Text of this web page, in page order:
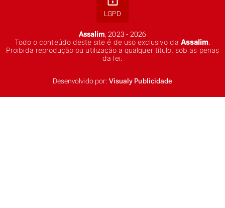
LGPD
Assalim, 2023 - 2026
Todo o conteúdo deste site é de uso exclusivo da Assalim
Proibida reprodução ou utilização a qualquer título, sob as penas
da lei.
Desenvolvido por: Visualy Publicidade